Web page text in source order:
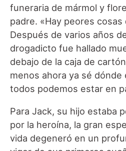
funeraria de mármol y
padre. «Hay peores
Después de varios años
drogadicto fue hallado
debajo de la caja de
menos ahora ya sé dónde
todos podemos estar en
Para Jack, su hijo estaba
por la heroína, la gran
vida degeneró en un